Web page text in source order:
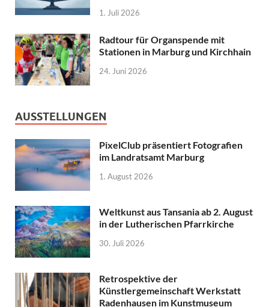
1. Juli 2026
Radtour für Organspende mit
Stationen in Marburg und Kirchhain
24. Juni 2026
AUSSTELLUNGEN
PixelClub präsentiert Fotografien
im Landratsamt Marburg
1. August 2026
Weltkunst aus Tansania ab 2. August
in der Lutherischen Pfarrkirche
30. Juli 2026
Retrospektive der
Künstlergemeinschaft Werkstatt
Radenhausen im Kunstmuseum